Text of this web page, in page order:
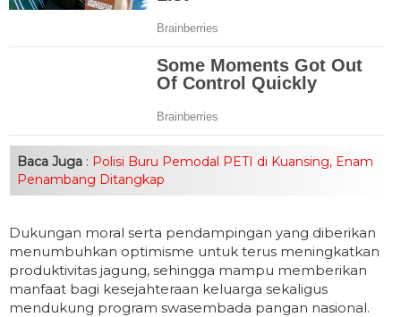
Baca Juga : Polisi Buru Pemodal PETI di Kuansing, Enam
Penambang Ditangkap
Dukungan moral serta pendampingan yang diberikan
menumbuhkan optimisme untuk terus meningkatkan
produktivitas jagung, sehingga mampu memberikan
manfaat bagi kesejahteraan keluarga sekaligus
mendukung program swasembada pangan nasional.